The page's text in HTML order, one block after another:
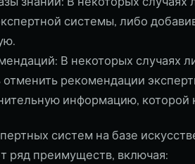
системы, либо
В некоторых
рекомендации
информацию, которой
систем на базе
ряд преимуществ, включая: